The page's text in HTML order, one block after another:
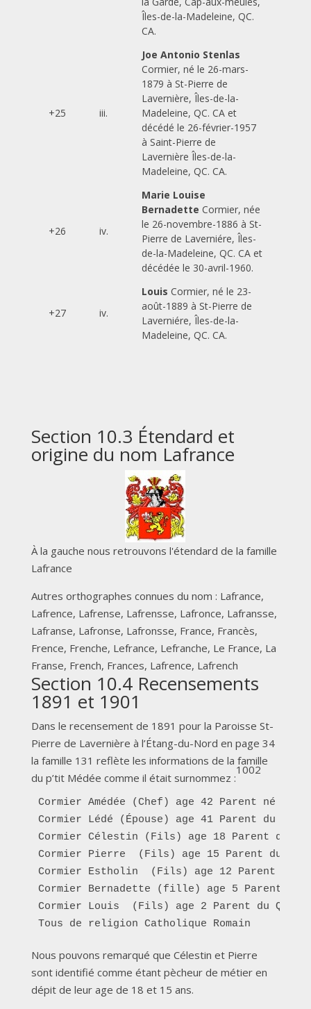
Îles-de-la-Madeleine, QC.
CA.
+25 iii.
Joe Antonio Stenlas
Cormier, né le 26-mars-
1879 à St-Pierre de
Lavernière, Îles-de-la-
Madeleine, QC. CA et
décédé le 26-février-1957
à Saint-Pierre de
Lavernière Îles-de-la-
Madeleine, QC. CA.
+26 iv.
Marie Louise
Bernadette Cormier, née
le 26-novembre-1886 à St-
Pierre de Laverniére, Îles-
de-la-Madeleine, QC. CA et
décédée le 30-avril-1960.
+27 iv.
Louis Cormier, né le 23-
août-1889 à St-Pierre de
Laverniére, Îles-de-la-
Madeleine, QC. CA.
Section 10.3 Étendard et
origine du nom Lafrance
À la gauche nous retrouvons l'étendard de la famille
Lafrance
Autres orthographes connues du nom : Lafrance,
Lafrence, Lafrense, Lafrensse, Lafronce, Lafransse,
Lafranse, Lafronse, Lafronsse, France, Francès,
Frence, Frenche, Lefrance, Lefranche, Le France, La
Franse, French, Frances, Lafrence, Lafrench
Section 10.4 Recensements
1891 et 1901
Dans le recensement de 1891 pour la Paroisse St-
Pierre de Lavernière à l’Étang-du-Nord en page 34
la famille 131 reflète les informations de la famille
du p’tit Médée comme il était surnommez :
1002
Cormier Amédée (Chef) age 42 Parent né
Cormier Lédé (Épouse) age 41 Parent du
Cormier Célestin (Fils) age 18 Parent du
Cormier Pierre  (Fils) age 15 Parent du
Cormier Estholin  (Fils) age 12 Parent du
Cormier Bernadette (fille) age 5 Parent du
Cormier Louis  (Fils) age 2 Parent du
Tous de religion Catholique Romain
Nous pouvons remarqué que Célestin et Pierre
sont identifié comme étant pècheur de métier en
dépit de leur age de 18 et 15 ans.